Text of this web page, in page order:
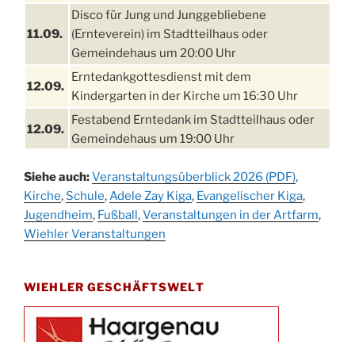
11.09.
Disco für Jung und Junggebliebene
(Ernteverein) im Stadtteilhaus oder
Gemeindehaus um 20:00 Uhr
12.09.
Erntedankgottesdienst mit dem
Kindergarten in der Kirche um 16:30 Uhr
12.09.
Festabend Erntedank im Stadtteilhaus oder
Gemeindehaus um 19:00 Uhr
13.09.
Stadtteilhaus um 14:00 Uhr
19.09.
Schlagerabend im Stadtteilhaus
Drabenderhöhe
Kinderbibeltag im Ev. Gemeindehaus von 10-
12 Uhr
Afterwork-Andacht um 18:00 Uhr in der
Siehe auch:Veranstaltungsüberblick 2026 (PDF),
Kirche, Schule,Adele Zay Kiga, Evangelischer Kiga,
Jugendheim, Fußball ,Veranstaltungen in der Artfarm,
Wiehler Veranstaltungen
WIEHLER GESCHÄFTSWELT